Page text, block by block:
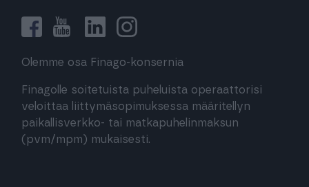
Olemme osa Finago-konsernia
Finagolle soitetuista puheluista operaattorisi
veloittaa liittymäsopimuksessa määritellyn
paikallisverkko- tai matkapuhelinmaksun
(pvm/mpm) mukaisesti.